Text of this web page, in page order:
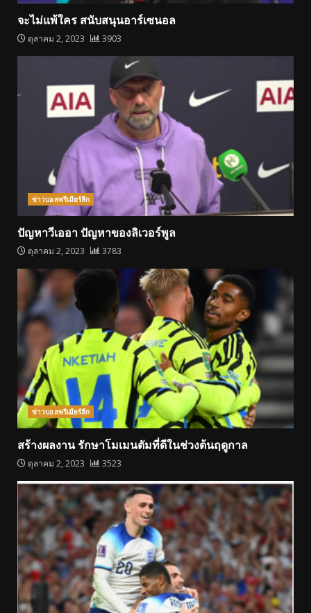
จะไม่แพ้ใคร สนับสนุนอาร์เซนอล
ตุลาคม 2, 2023 3903
ข่าวบอลพรีเมียร์ลีก
ปัญหาวีเออา ปัญหาของลิเวอร์พูล
ตุลาคม 2, 2023 3783
ข่าวบอลพรีเมียร์ลีก
สร้างผลงาน รักษาโมเมนตัมที่ดีในช่วงต้นฤดูกาล
ตุลาคม 2, 2023 3523